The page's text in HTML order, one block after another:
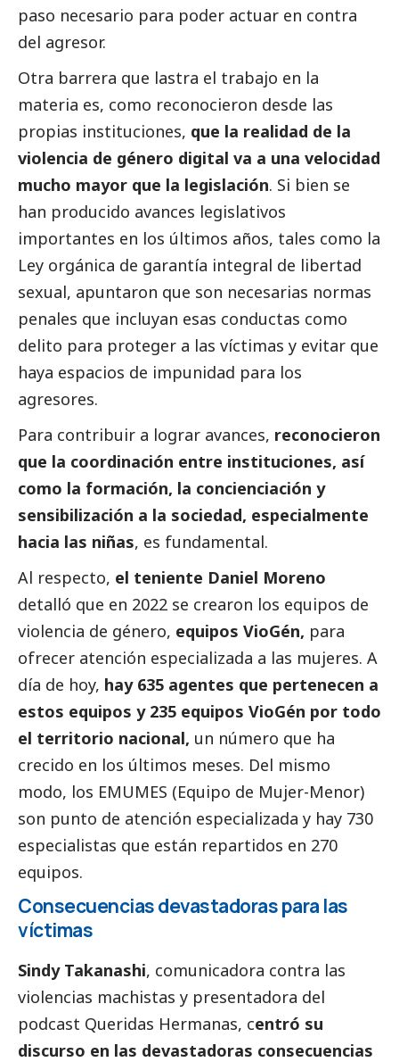
paso necesario para poder actuar en contra
del agresor.
Otra barrera que lastra el trabajo en la
materia es, como reconocieron desde las
propias instituciones, que la realidad de la
violencia de género digital va a una velocidad
mucho mayor que la legislación. Si bien se
han producido avances legislativos
importantes en los últimos años, tales como la
Ley orgánica de garantía integral de libertad
sexual, apuntaron que son necesarias normas
penales que incluyan esas conductas como
delito para proteger a las víctimas y evitar que
haya espacios de impunidad para los
agresores.
Para contribuir a lograr avances, reconocieron
que la coordinación entre instituciones, así
como la formación, la concienciación y
sensibilización a la sociedad, especialmente
hacia las niñas, es fundamental.
Al respecto, el teniente Daniel Moreno
detalló que en 2022 se crearon los equipos de
violencia de género, equipos VioGén, para
ofrecer atención especializada a las mujeres. A
día de hoy, hay 635 agentes que pertenecen a
estos equipos y 235 equipos VioGén por todo
el territorio nacional, un número que ha
crecido en los últimos meses. Del mismo
modo, los EMUMES (Equipo de Mujer-Menor)
son punto de atención especializada y hay 730
especialistas que están repartidos en 270
equipos.
Consecuencias devastadoras para las
víctimas
Sindy Takanashi, comunicadora contra las
violencias machistas y presentadora del
podcast Queridas Hermanas, centró su
discurso en las devastadoras consecuencias